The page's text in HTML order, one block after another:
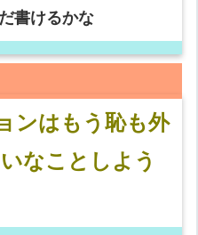
書けるかな
ンはもう恥も外
なことしよう